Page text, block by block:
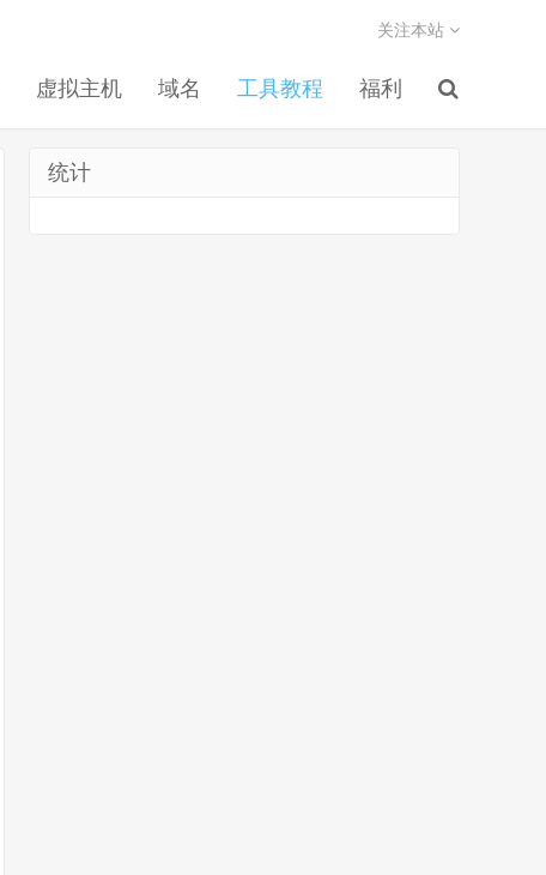
虚拟主机 域名 工具教程 福利
关注本站
统计